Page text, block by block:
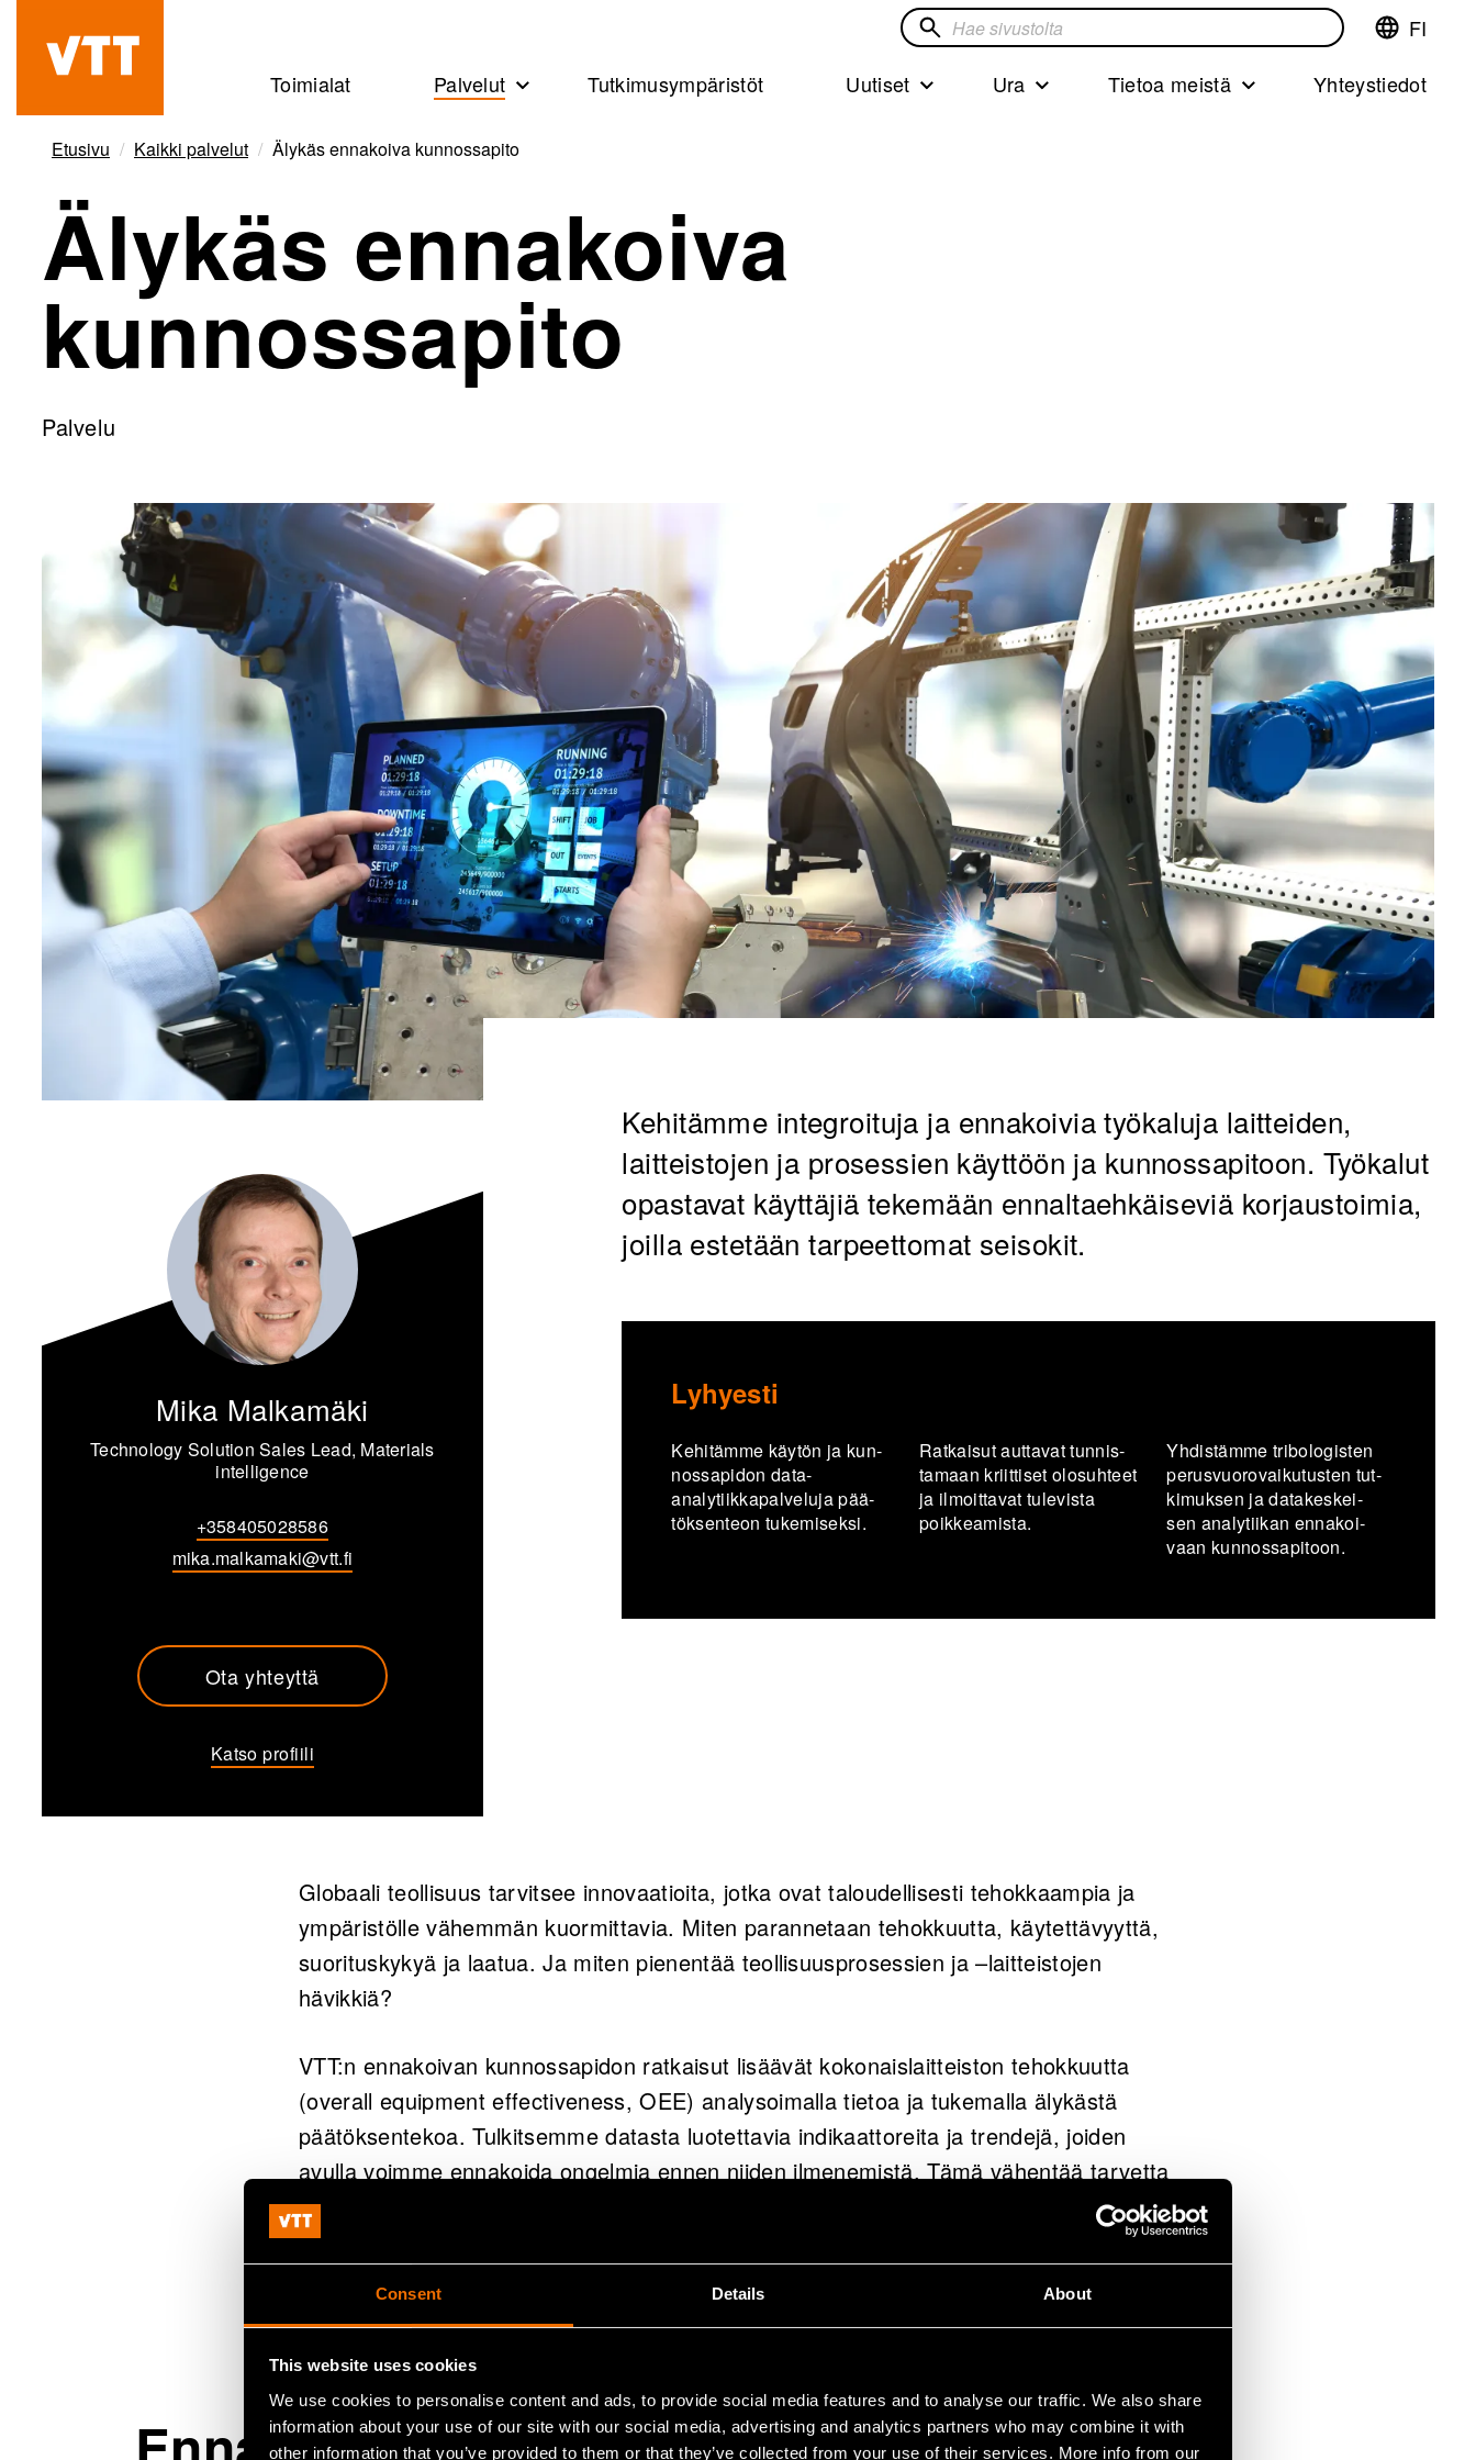
Consent Details About
This website uses cookies
We use cookies to personalise content and ads, to provide social media features and to analyse our traffic. We also share
information about your use of our site with our social media, advertising and analytics partners who may combine it with
other information that you’ve provided to them or that they’ve collected from your use of their services. More info from our
pääsisältöön
Beyond
the
obvious
Vaihda
kieliFinnish
FI
Hae
Toimialat Palvelut Tutkimusympäristöt Uutiset Ura Tietoa meistä Yhteystiedot
Etusivu Kaikki palvelut Älykäs ennakoiva kunnossapito
Älykäs ennakoiva
kunnossapito
Palvelu
Kehitämme integroituja ja ennakoivia työkaluja laitteiden,
laitteistojen ja prosessien käyttöön ja kunnossapitoon. Työkalut
opastavat käyttäjiä tekemään ennaltaehkäiseviä korjaustoimia,
joilla estetään tarpeettomat seisokit.
Lyhyesti
Ke­hi­täm­me käy­tön ja kun­
nos­sa­pi­don data-​
analytiikkapalveluja pää­
tök­sen­teon tu­ke­mi­sek­si.
Rat­kai­sut aut­ta­vat tun­nis­
ta­maan kriit­ti­set olo­suh­teet
ja il­moit­ta­vat tu­le­vis­ta
poik­kea­mis­ta.
Yh­dis­täm­me tri­bo­lo­gis­ten
pe­rus­vuo­ro­vai­ku­tus­ten tut­
ki­muk­sen ja da­ta­kes­kei­
sen ana­ly­tii­kan en­na­koi­
vaan kun­nos­sa­pi­toon.
Mika Malkamäki
Technology Solution Sales Lead, Materials
intelligence
+358405028586
mika.malkamaki@vtt.fi
Ota yhteyttä
Katso profiili
Globaali teollisuus tarvitsee innovaatioita, jotka ovat taloudellisesti tehokkaampia ja
ympäristölle vähemmän kuormittavia. Miten parannetaan tehokkuutta, käytettävyyttä,
suorituskykyä ja laatua. Ja miten pienentää teollisuusprosessien ja –laitteistojen
hävikkiä?
VTT:n ennakoivan kunnossapidon ratkaisut lisäävät kokonaislaitteiston tehokkuutta
(overall equipment effectiveness, OEE) analysoimalla tietoa ja tukemalla älykästä
päätöksentekoa. Tulkitsemme datasta luotettavia indikaattoreita ja trendejä, joiden
avulla voimme ennakoida ongelmia ennen niiden ilmenemistä. Tämä vähentää tarvetta
yllättäviin huoltotoimiin, maksimoi tuottavuutta ja tuotannon laatua.
Prosessien, laitteiden, rakenteiden ja materiaalien reaaliaikaisella ymmärtämisellä
asiakkaamme voivat optimoida tuotteidensa suorituskyvyn ja kokonaiskäyttöiän. Se on